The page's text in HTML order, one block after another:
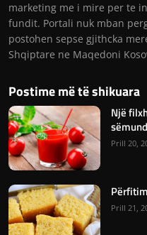
marketing me i mire per te
fundit. Portali nuk mban
postohen sepse gjithcka
Shqiptare ne Maqedoni
Postime më të shikuara
Një
Prill 20,
Prill 21,